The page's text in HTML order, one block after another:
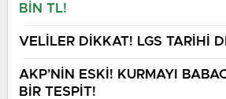
BİN TL!
VELİLER DİKKAT! LGS TARİHİ
AKP’NİN ESKİ! KURMAYI
BİR TESPİT!